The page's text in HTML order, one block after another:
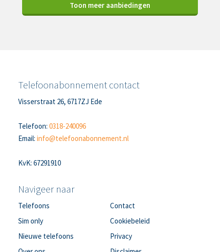
Toon meer aanbiedingen
Telefoonabonnement contact
Visserstraat 26, 6717ZJ Ede
Telefoon:0318-240096
Email:info@telefoonabonnement.nl
KvK: 67291910
Navigeer naar
Telefoons
Sim only
Nieuwe telefoons
Contact
Cookiebeleid
Privacy